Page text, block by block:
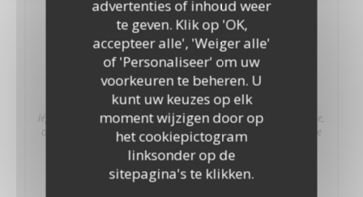
advertenties of inhoud weer
te geven. Klik op 'OK,
accepteer alle', 'Weiger alle'
of 'Personaliseer' om uw
voorkeuren te beheren. U
kunt uw keuzes op elk
moment wijzigen door op
het cookiepictogram
linksonder op de
sitepagina's te klikken.
11AF
Yam Kung Fraises
14,50 EUR
Salade Thaï crevettes et fraises.
Un mariage exceptionnel entre la douceur des crevettes et la
légère acidité des fraises, avec noix de cajou et citronnelle ,menthe,
coriandre et sauce spéciale Janthee Thaï. Laissez vous surprendre
par cette salade à la fraicheur garantie !
ALLERGENENLIJST